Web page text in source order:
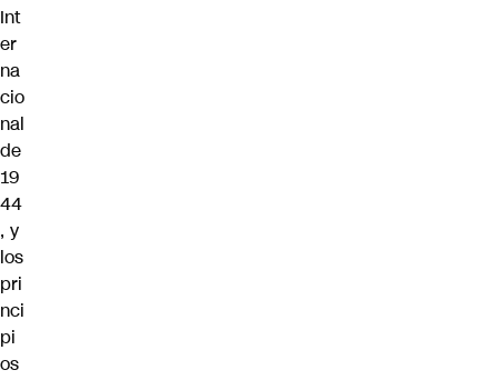
Int
er
na
cio
nal
de
19
44
, y
los
pri
nci
pi
os